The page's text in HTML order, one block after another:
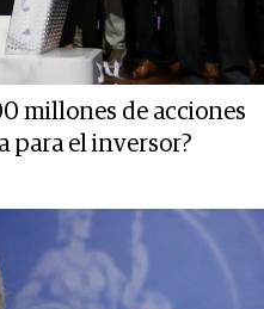
millones de acciones
para el inversor?